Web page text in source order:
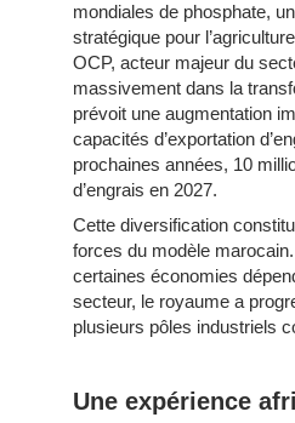
mondiales de phosphate,
stratégique pour
OCP, acteur majeur du
massivement dans la
prévoit une augmentation
capacités d’exportation
prochaines années, 10
d’engrais en 2027.
Cette diversification
forces du modèle
certaines économies
secteur, le royaume a
plusieurs pôles industriels
Une expérience